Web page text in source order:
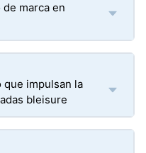
marca en
impulsan la
bleisure